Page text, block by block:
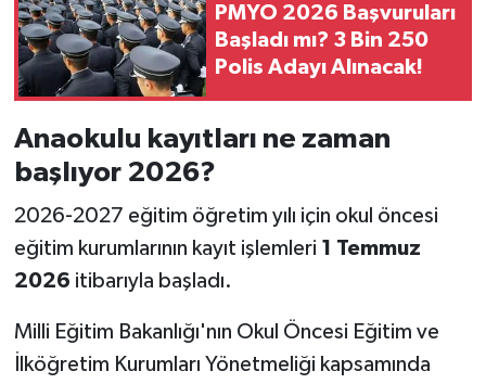
PMYO 2026 Başvuruları
Başladı mı? 3 Bin 250
Polis Adayı Alınacak!
Anaokulu kayıtları ne zaman
başlıyor 2026?
2026-2027 eğitim öğretim yılı için okul öncesi
eğitim kurumlarının kayıt işlemleri 1 Temmuz
2026 itibarıyla başladı.
Milli Eğitim Bakanlığı'nın Okul Öncesi Eğitim ve
İlköğretim Kurumları Yönetmeliği kapsamında